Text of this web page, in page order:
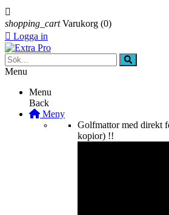

shopping_cart Varukorg (0)
 Logga in
Menu
Menu
Back
Meny
Golfmattor med direkt
kopior) !!